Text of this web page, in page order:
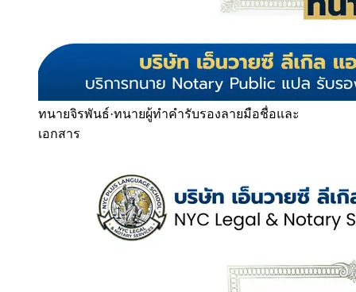
ทนายจิรพันธ์·ทนายผู้ทำคำรับรองลายมือชื่อและ
เอกสาร